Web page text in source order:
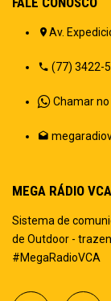
Av.
(77) 3422-
Chamar
MEGA RÁDIO VCA
Sistema de
de Outdoor -
#MegaRadioVCA